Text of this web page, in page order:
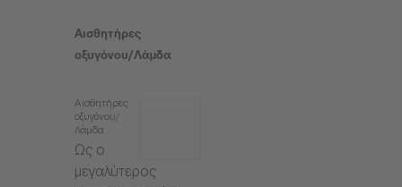
Αισθητήρες
οξυγόνου/Λάμδα
Αισθητήρες
οξυγόνου/
Λάμδα
Ως ο
μεγαλύτερος